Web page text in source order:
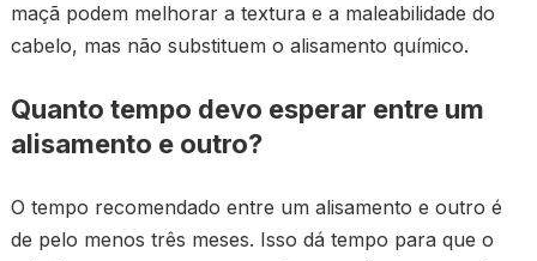
maçã podem melhorar a textura e a maleabilidade do
cabelo, mas não substituem o alisamento químico.
Quanto tempo devo esperar entre um
alisamento e outro?
O tempo recomendado entre um alisamento e outro é
de pelo menos três meses. Isso dá tempo para que o